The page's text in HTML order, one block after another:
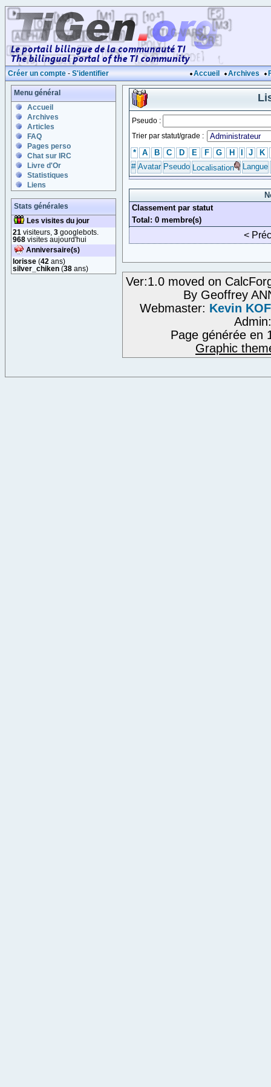
Créer un compte - S'identifier Accueil Archives
Menu général
Accueil
Archives
Articles
FAQ
Pages perso
Chat sur IRC
Livre d'Or
Statistiques
Liens
Stats générales
Les visites du jour
21 visiteurs, 3 googlebots.
968 visites aujourd'hui
Anniversaire(s)
lorisse (42 ans)
silver_chiken (38 ans)
Pseudo :
Trier par statut/grade :
* A B C D E F G H J
K
# Avatar Pseudo Localisation Langue
Classement par statut
Total: 0 membre(s)
<
Ver:1.0 moved on
By Geoffrey
Webmaster: Kevin
Page générée en
Graphic